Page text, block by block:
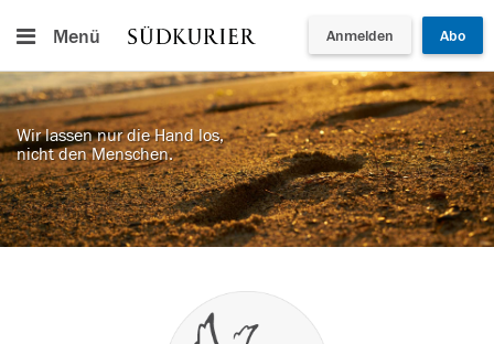
Menü Anmelden Abo
Wir lassen nur die Hand los,
nicht den Menschen.